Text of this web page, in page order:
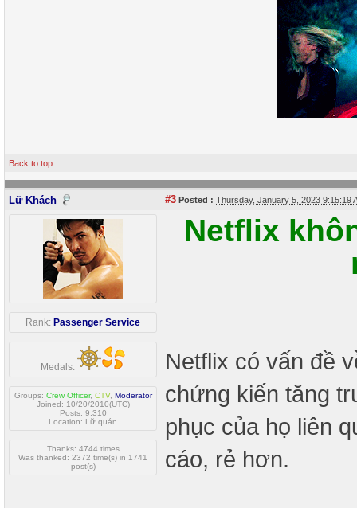
Back to top
Lữ Khách #3 Posted : Thursday, January 5, 2023 9:15:19
Rank: Passenger Service
Medals:
Groups: Crew Officer, CTV, Moderator
Joined: 10/20/2010(UTC)
Posts: 9,310
Location: Lữ quán
Thanks: 4744 times
Was thanked: 2372 time(s) in 1741
post(s)
Netflix
Netflix có vấn đề
chứng kiến tăng
phục của họ liên
cáo, rẻ hơn.